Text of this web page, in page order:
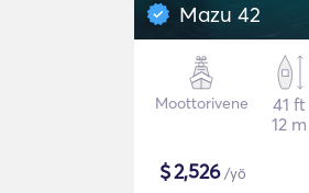
Mazu 42
Moottorivene
41 ft
12 m
$2,526/yö